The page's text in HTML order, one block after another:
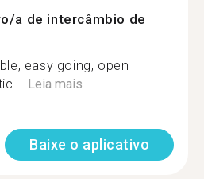
a de intercâmbio de
easy going, open
Leia mais
Baixe o aplicativo